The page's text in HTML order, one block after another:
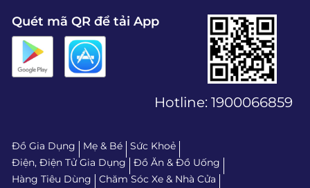
Quét mã QR để tải App
Hotline: 1900066859
Đồ Gia Dụng Mẹ & Bé
Sức Khoẻ
Điện, Điện Tử Gia Dụng
Đồ Ăn & Đồ Uống
Hàng Tiêu Dùng
Chăm Sóc Xe & Nhà Cửa